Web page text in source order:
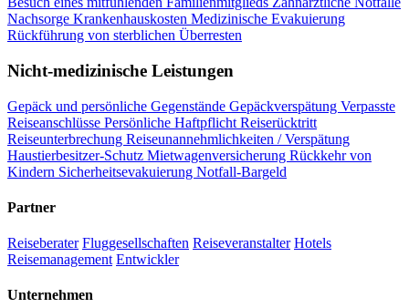
Nachsorge Krankenhauskosten Medizinische Evakuierung
Rückführung von sterblichen Überresten
Nicht-medizinische Leistungen
Gepäck und persönliche Gegenstände Gepäckverspätung Verpasste
Reiseanschlüsse Persönliche Haftpflicht Reiserücktritt
Reiseunterbrechung Reiseunannehmlichkeiten / Verspätung
Haustierbesitzer-Schutz Mietwagenversicherung Rückkehr von
Kindern Sicherheitsevakuierung Notfall-Bargeld
Partner
Reiseberater Fluggesellschaften Reiseveranstalter Hotels
Reisemanagement Entwickler
Unternehmen